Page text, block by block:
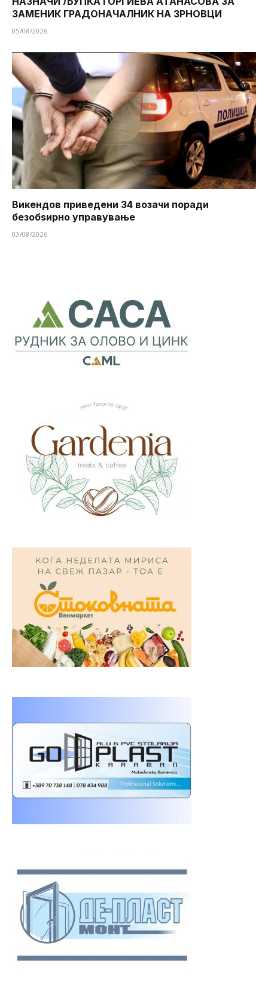
ЗАМЕНИК ГРАДОНАЧАЛНИК НА ЗРНОВЦИ
05/08/2026
Викендов приведени 34 возачи поради
безобѕирно управување
03/08/2026